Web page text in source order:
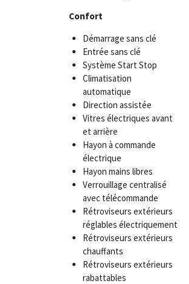
Confort
Démarrage sans clé
Entrée sans clé
Système Start Stop
Climatisation
automatique
Direction assistée
Vitres électriques avant
et arrière
Hayon à commande
électrique
Hayon mains libres
Verrouillage centralisé
avec télécommande
Rétroviseurs extérieurs
réglables électriquement
Rétroviseurs extérieurs
chauffants
Rétroviseurs extérieurs
rabattables